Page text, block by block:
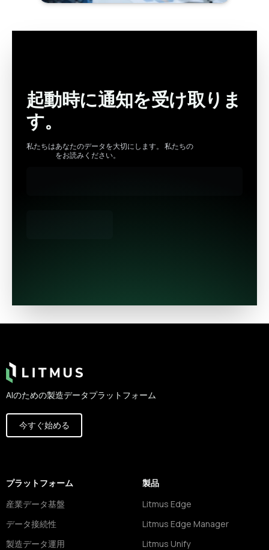
起動時に通知を受け取りま
す。
私たちはあなたのデータを大切にします。 私たちの
をお読みください。
AIのための製造データプラットフォーム
今すぐ始める
プラットフォーム
産業データ基盤
データ接続性
製造データ運用
製品
Litmus Edge
Litmus Edge Manager
Litmus Unify